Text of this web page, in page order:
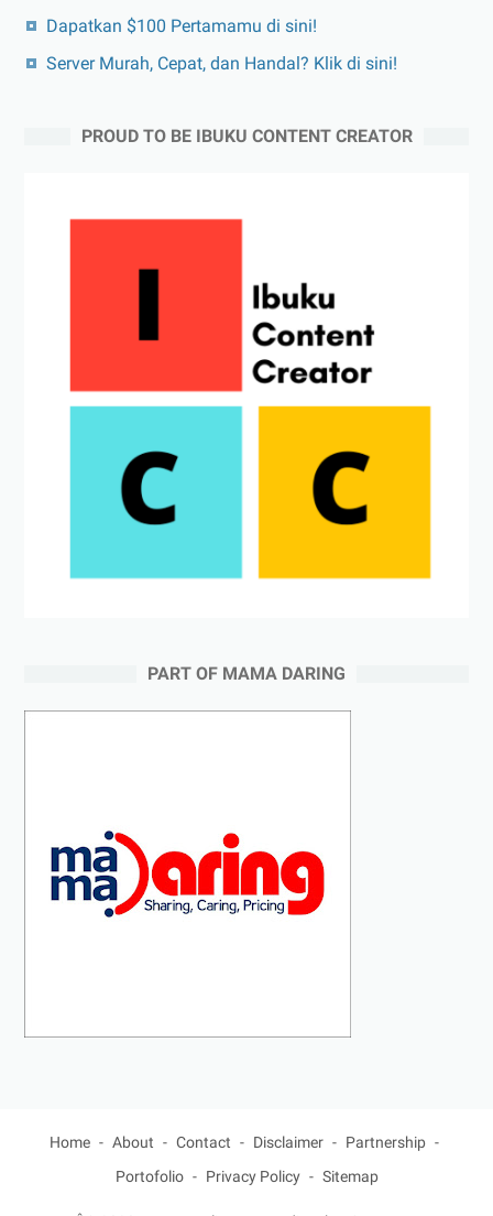
Dapatkan $100 Pertamamu di sini!
Server Murah, Cepat, dan Handal? Klik di sini!
PROUD TO BE IBUKU CONTENT CREATOR
PART OF MAMA DARING
Home About Contact Disclaimer
Partnership
Portofolio
Privacy Policy Sitemap